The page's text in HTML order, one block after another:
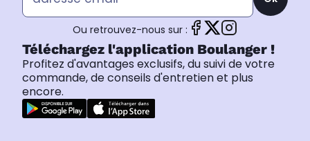
Ou retrouvez-nous sur :
Téléchargez l'application Boulanger !
Profitez d'avantages exclusifs, du suivi de votre
commande, de conseils d'entretien et plus
encore.